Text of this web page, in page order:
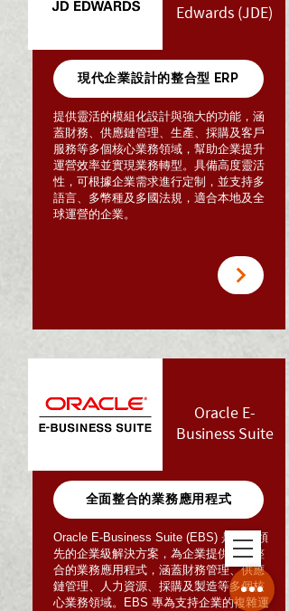
Edwards (JDE)
現代企業設計的整合型 ERP
提供靈活的模組化設計與強大的功能，涵
蓋財務、供應鏈管理、生產、採購及客戶
服務等多個核心業務領域，幫助企業提升
運營效率並實現業務轉型。具備高度靈活
性，可根據企業需求進行定制，並支持多
語言、多幣種及多國法規，適合本地及全
球運營的企業。
Oracle E-
Business Suite
全面整合的業務應用程式
Oracle E-Business Suite (EBS) 是一套領
先的企業級解決方案，為企業提供全面整
合的業務應用程式，涵蓋財務管理、供應
鏈管理、人力資源、採購及製造等多個核
心業務領域。EBS 專為支持企業的複雜運